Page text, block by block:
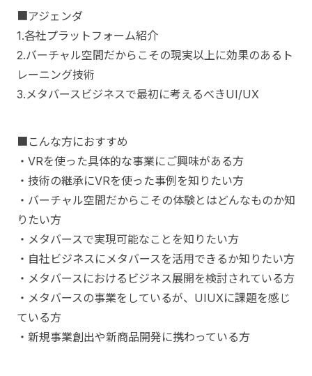
■アジェンダ
1.各社プラットフォーム紹介
2.バーチャル空間だからこその現実以上に効果のあるト
レーニング技術
3.メタバースビジネスで最初に考えるべきUI/UX
■こんな方におすすめ
・VRを使った具体的な事業にご興味がある方
・技術の継承にVRを使った事例を知りたい方
・バーチャル空間だからこその体験とはどんなものか知
りたい方
・メタバースで実現可能なことを知りたい方
・自社ビジネスにメタバースを活用できるか知りたい方
・メタバースにおけるビジネス展開を検討されている方
・メタバースの事業をしているが、UIUXに課題を感じ
ている方
・新規事業創出や新商品開発に携わっている方